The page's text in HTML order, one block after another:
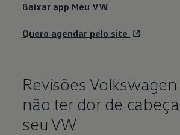
Baixar app Meu VW
Quero agendar pelo site
Revisões Volkswagen
não ter dor de
seu VW